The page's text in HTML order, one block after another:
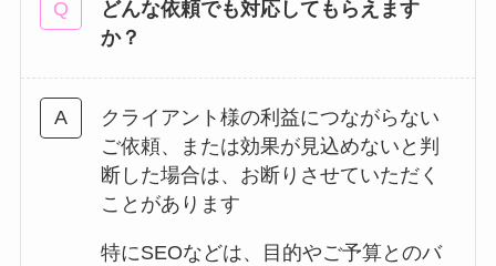
どんな依頼でも対応してもらえます
か？
クライアント様の利益につながらない
ご依頼、または効果が見込めないと判
断した場合は、お断りさせていただく
ことがあります
特にSEOなどは、目的やご予算とのバ